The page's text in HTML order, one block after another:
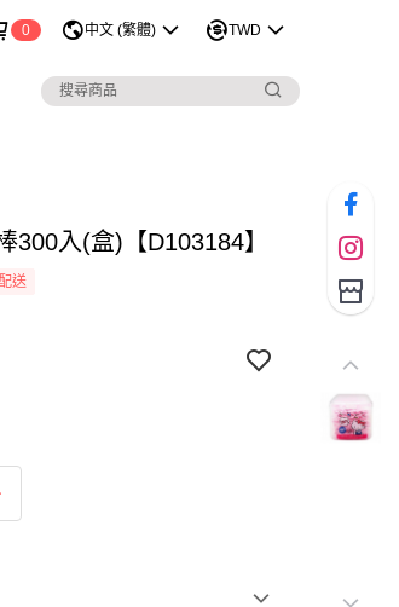
0 中文 (繁體) TWD
300入(盒)【D103184】
送